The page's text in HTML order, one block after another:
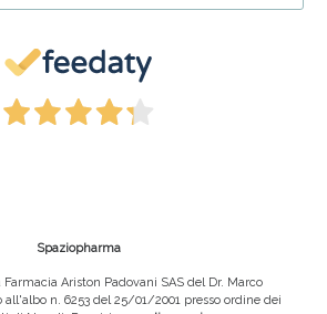
Spaziopharma
Ariston Padovani SAS del Dr. Marco
all'albo n. 6253 del 25/01/2001 presso ordine dei